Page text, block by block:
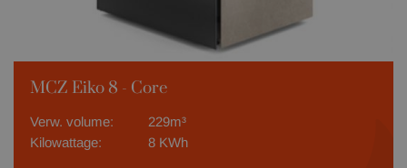
MCZ Eiko 8 - Core
Verw. volume:
229m³
Kilowattage:
8 KWh